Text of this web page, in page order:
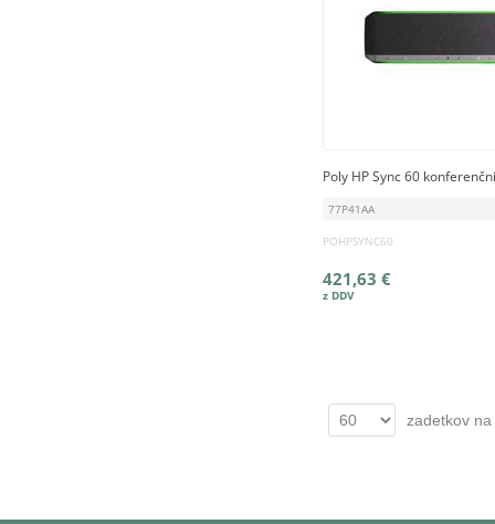
Poly HP Sync 60
77P41AA
POHPSYNC60
421,63 €
zadetkov